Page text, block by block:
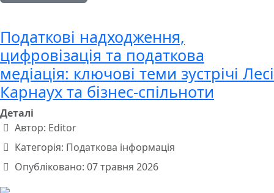
Податкові надходження,
цифровізація та податкова
медіація: ключові теми зустрічі Лесі
Карнаух та бізнес-спільноти
Деталі
Автор: Editor
Категорія: Податкова інформація
Опубліковано: 07 травня 2026